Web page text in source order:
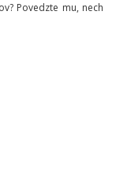
Povedzte mu, nech